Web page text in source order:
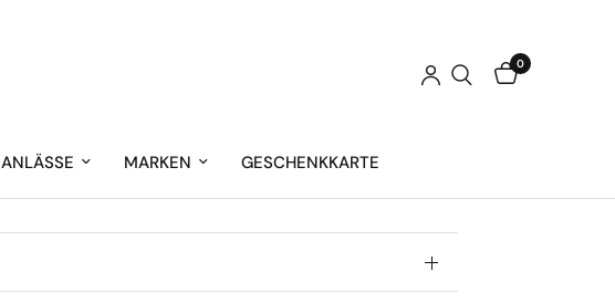
0
ANLÄSSE MARKEN GESCHENKKARTE